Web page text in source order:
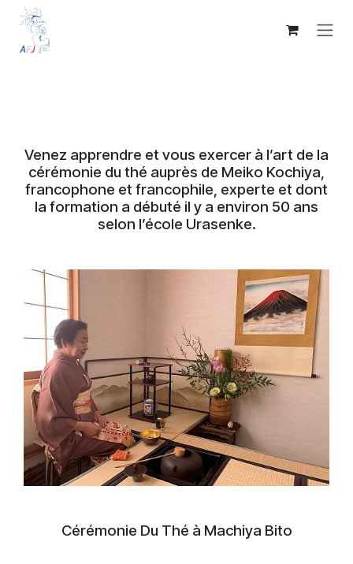
Se rendre au contenu
Venez apprendre et vous exercer à l’art de la
cérémonie du thé auprès de Meiko Kochiya,
francophone et francophile, experte et dont
la formation a débuté il y a environ 50 ans
selon l’école Urasenke.
Cérémonie Du Thé à Machiya Bito